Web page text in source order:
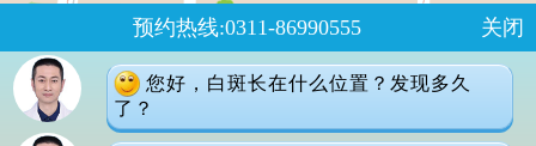
预约热线:0311-86990555 关闭
您好，白斑长在什么位置？发现多久
了？